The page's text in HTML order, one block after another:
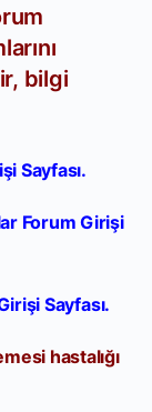
bilgi
Sayfası.
Forum Girişi
Sayfası.
hastalığı